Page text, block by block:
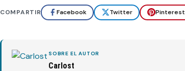
COMPARTIR Facebook Twitter Pinterest
SOBRE EL AUTOR
Carlost